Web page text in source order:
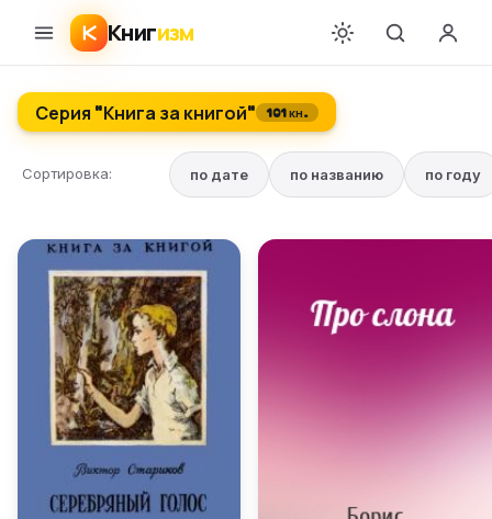
Книгизм
Серия "Книга за книгой" 101 кн.
Сортировка: по дате по названию по году